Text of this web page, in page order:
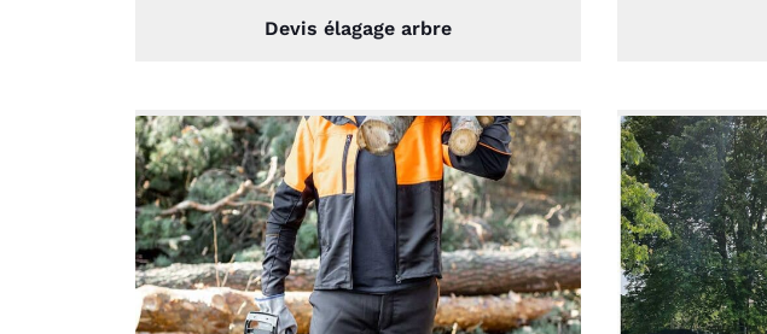
Devis élagage arbre